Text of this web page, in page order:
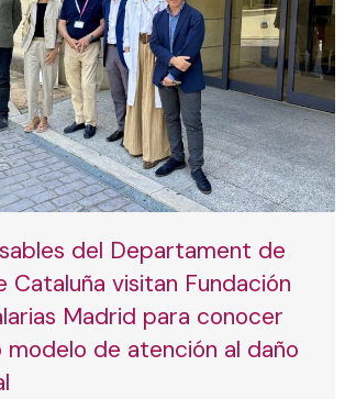
del Departament de
Cataluña visitan Fundación
Madrid para conocer
modelo de atención al daño